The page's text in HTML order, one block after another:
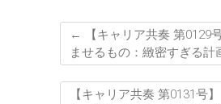
←
【キャリア共奏 第0129
ませるもの：緻密すぎる計
【キャリア共奏 第0131号